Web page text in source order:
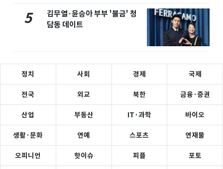
5
김무열·윤승아 부부 '불금' 청
담동 데이트
정치 사회 경제 국제
전국 외교 북한 금융·증권
산업 부동산 IT·과학 바이오
생활·문화 연예 스포츠 연재물
오피니언 핫이슈 피플 포토